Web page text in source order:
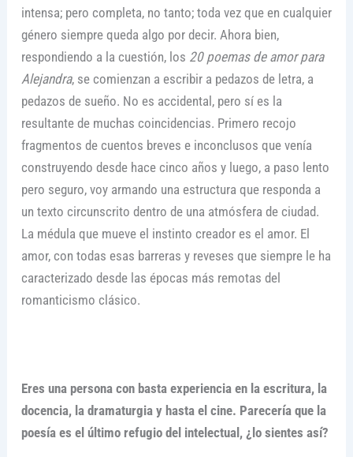
intensa; pero completa, no tanto; toda vez que en cualquier
género siempre queda algo por decir. Ahora bien,
respondiendo a la cuestión, los 20 poemas de amor para
Alejandra, se comienzan a escribir a pedazos de letra, a
pedazos de sueño. No es accidental, pero sí es la
resultante de muchas coincidencias. Primero recojo
fragmentos de cuentos breves e inconclusos que venía
construyendo desde hace cinco años y luego, a paso lento
pero seguro, voy armando una estructura que responda a
un texto circunscrito dentro de una atmósfera de ciudad.
La médula que mueve el instinto creador es el amor. El
amor, con todas esas barreras y reveses que siempre le ha
caracterizado desde las épocas más remotas del
romanticismo clásico.
Eres una persona con basta experiencia en la escritura, la
docencia, la dramaturgia y hasta el cine. Parecería que la
poesía es el último refugio del intelectual, ¿lo sientes así?